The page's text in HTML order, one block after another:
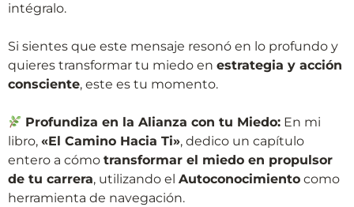
intégralo.
Si sientes que este mensaje resonó en lo profundo y
quieres transformar tu miedo en estrategia y acción
consciente, este es tu momento.
Profundiza en la Alianza con tu Miedo: En mi
libro, «El Camino Hacia Ti», dedico un capítulo
entero a cómo transformar el miedo en propulsor
de tu carrera, utilizando el Autoconocimiento como
herramienta de navegación.